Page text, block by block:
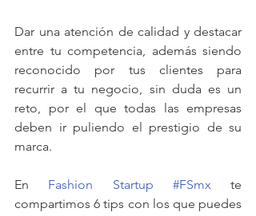
Dar una atención de calidad y destacar
entre tu competencia, además siendo
reconocido por tus clientes para
recurrir a tu negocio, sin duda es un
reto, por el que todas las empresas
deben ir puliendo el prestigio de su
marca.
En Fashion Startup #FSmx te
compartimos 6 tips con los que puedes